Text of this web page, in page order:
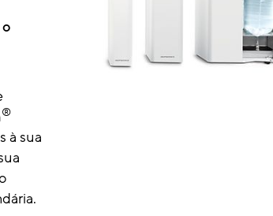
®
à sua